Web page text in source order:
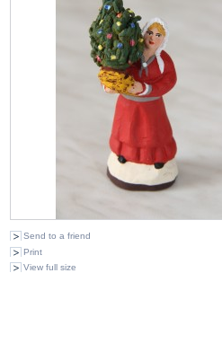
Send to a friend
Print
View full size